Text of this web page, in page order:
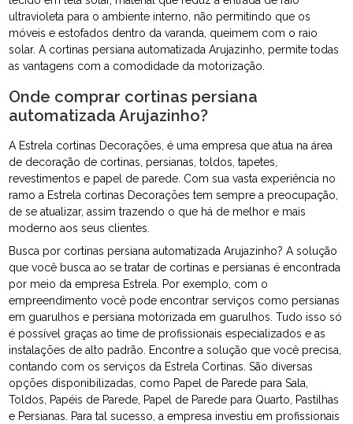
ultravioleta para o ambiente interno, não permitindo que os
móveis e estofados dentro da varanda, queimem com o raio
solar. A cortinas persiana automatizada Arujazinho, permite todas
as vantagens com a comodidade da motorização.
Onde comprar cortinas persiana
automatizada Arujazinho?
A Estrela cortinas Decorações, é uma empresa que atua na área
de decoração de cortinas, persianas, toldos, tapetes,
revestimentos e papel de parede. Com sua vasta experiência no
ramo a Estrela cortinas Decorações tem sempre a preocupação,
de se atualizar, assim trazendo o que há de melhor e mais
moderno aos seus clientes.
Busca por cortinas persiana automatizada Arujazinho? A solução
que você busca ao se tratar de cortinas e persianas é encontrada
por meio da empresa Estrela. Por exemplo, com o
empreendimento você pode encontrar serviços como persianas
em guarulhos e persiana motorizada em guarulhos. Tudo isso só
é possível graças ao time de profissionais especializados e as
instalações de alto padrão. Encontre a solução que você precisa,
contando com os serviços da Estrela Cortinas. São diversas
opções disponibilizadas, como Papel de Parede para Sala,
Toldos, Papéis de Parede, Papel de Parede para Quarto, Pastilhas
e Persianas. Para tal sucesso, a empresa investiu em profissionais